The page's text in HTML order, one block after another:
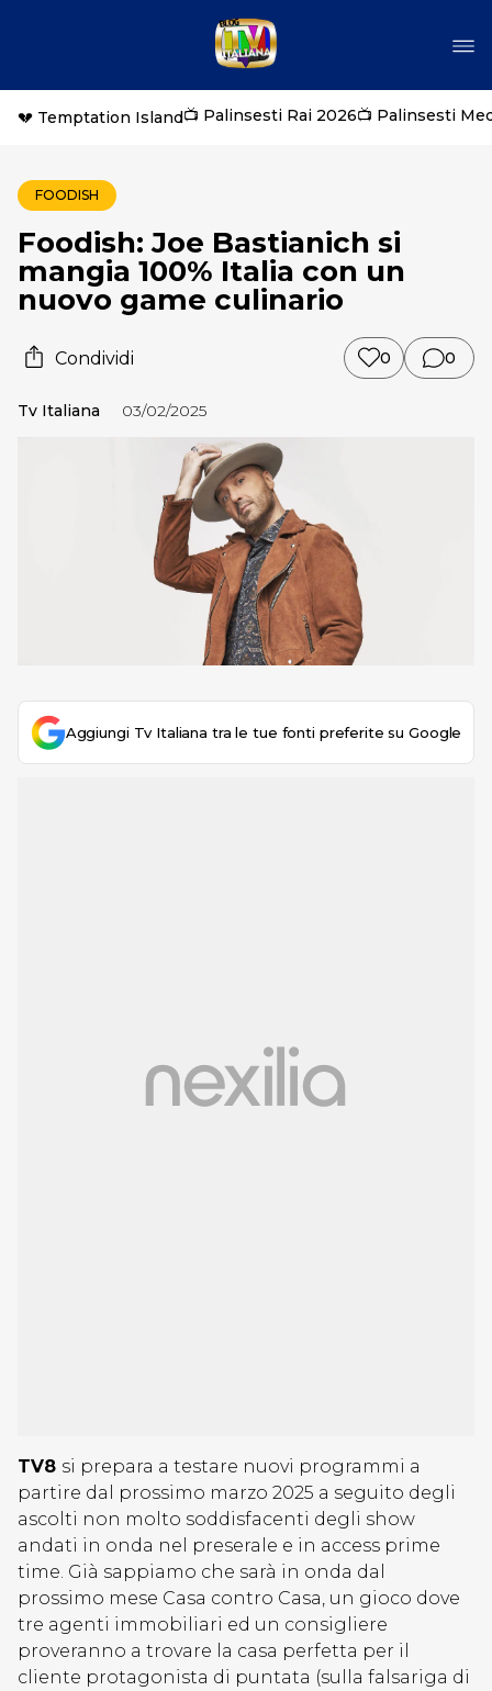
💔 Temptation Island📺 Palinsesti Rai 2026📺 Palinsesti
FOODISH
Foodish: Joe Bastianich si
mangia 100% Italia con un
nuovo game culinario
Condividi 0 0
Tv Italiana 03/02/2025
Aggiungi Tv Italiana tra le tue fonti preferite su Google
TV8 si prepara a testare nuovi programmi a
partire dal prossimo marzo 2025 a seguito degli
ascolti non molto soddisfacenti degli show
andati in onda nel preserale e in access prime
time. Già sappiamo che sarà in onda dal
prossimo mese Casa contro Casa, un gioco dove
tre agenti immobiliari ed un consigliere
proveranno a trovare la casa perfetta per il
cliente protagonista di puntata (sulla falsariga di